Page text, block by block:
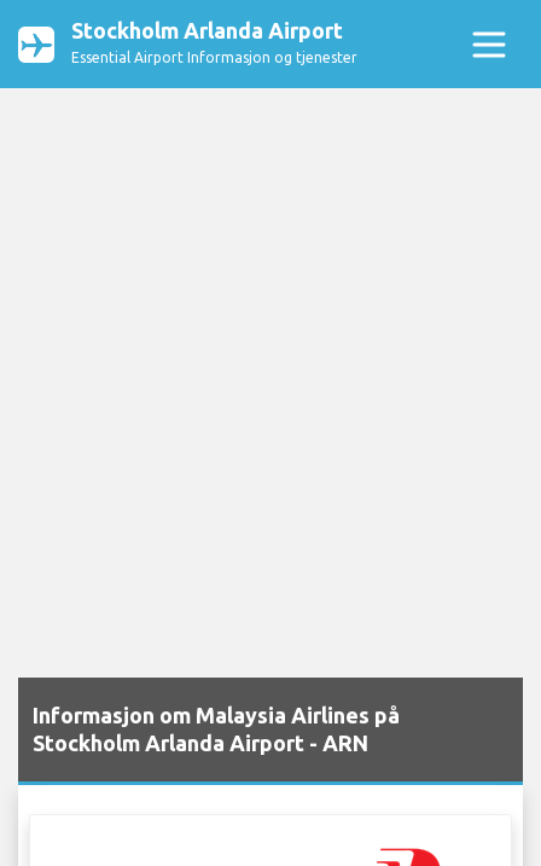
Stockholm Arlanda Airport
Essential Airport Informasjon og tjenester
Informasjon om Malaysia Airlines på
Stockholm Arlanda Airport - ARN